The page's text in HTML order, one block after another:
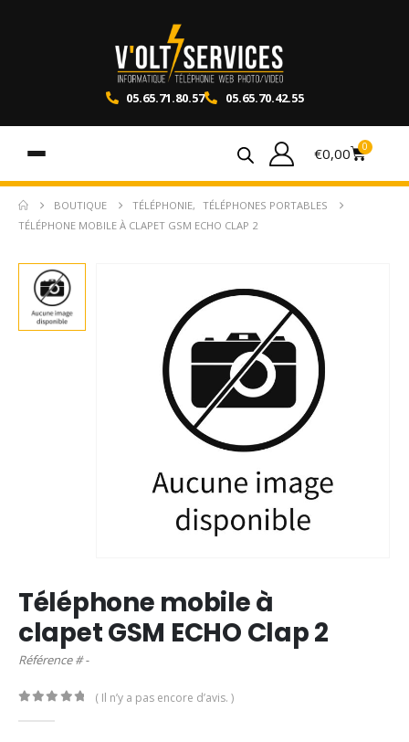
05.65.71.80.57 05.65.70.42.55
€0,00 0
BOUTIQUE TÉLÉPHONIE,
TÉLÉPHONES PORTABLES
TÉLÉPHONE MOBILE À CLAPET GSM ECHO CLAP 2
Téléphone mobile à
clapet GSM ECHO Clap 2
Référence # -
( Il n’y a pas encore d’avis. )